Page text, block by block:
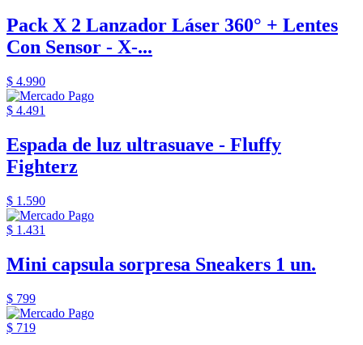
Pack X 2 Lanzador Láser 360° + Lentes
Con Sensor - X-...
$ 4.990
$ 4.491
Espada de luz ultrasuave - Fluffy
Fighterz
$ 1.590
$ 1.431
Mini capsula sorpresa Sneakers 1 un.
$ 799
$ 719